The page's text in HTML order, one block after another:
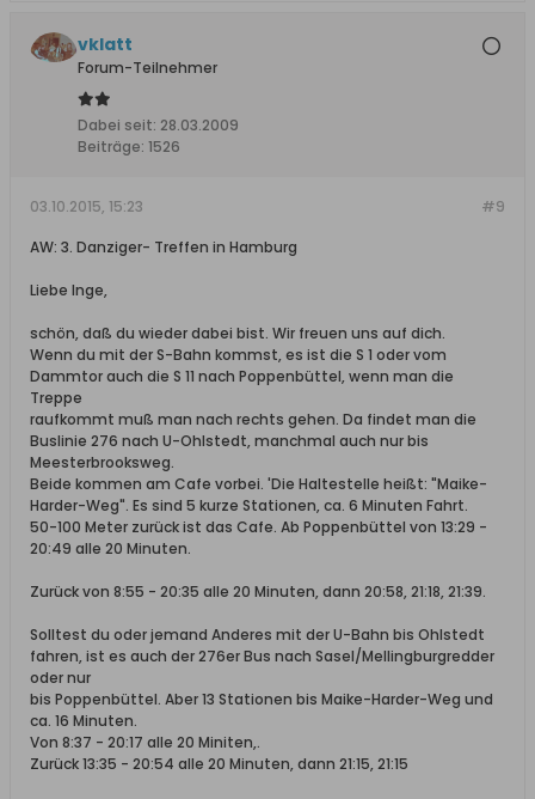
vklatt
Forum-Teilnehmer
Dabei seit: 28.03.2009
Beiträge: 1526
#9
03.10.2015, 15:23
AW: 3. Danziger- Treffen in Hamburg
Liebe Inge,
schön, daß du wieder dabei bist. Wir freuen uns auf dich.
Wenn du mit der S-Bahn kommst, es ist die S 1 oder vom
Dammtor auch die S 11 nach Poppenbüttel, wenn man die
Treppe
raufkommt muß man nach rechts gehen. Da findet man die
Buslinie 276 nach U-Ohlstedt, manchmal auch nur bis
Meesterbrooksweg.
Beide kommen am Cafe vorbei. 'Die Haltestelle heißt: "Maike-
Harder-Weg". Es sind 5 kurze Stationen, ca. 6 Minuten Fahrt.
50-100 Meter zurück ist das Cafe. Ab Poppenbüttel von 13:29 -
20:49 alle 20 Minuten.
Zurück von 8:55 - 20:35 alle 20 Minuten, dann 20:58, 21:18, 21:39.
Solltest du oder jemand Anderes mit der U-Bahn bis Ohlstedt
fahren, ist es auch der 276er Bus nach Sasel/Mellingburgredder
oder nur
bis Poppenbüttel. Aber 13 Stationen bis Maike-Harder-Weg und
ca. 16 Minuten.
Von 8:37 - 20:17 alle 20 Miniten,.
Zurück 13:35 - 20:54 alle 20 Minuten, dann 21:15, 21:15